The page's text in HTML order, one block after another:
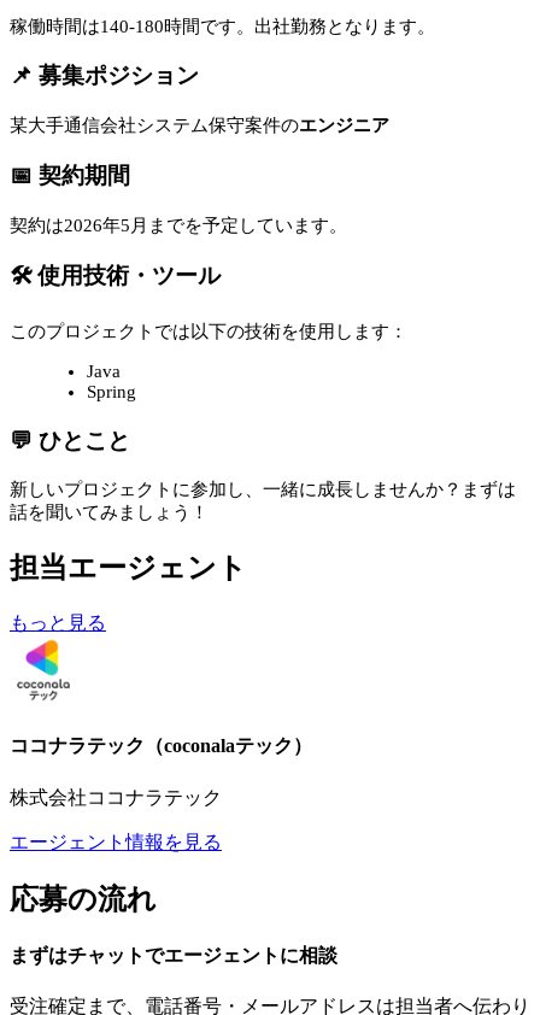
稼働時間は140-180時間です。出社勤務となります。
📌 募集ポジション
某大手通信会社システム保守案件のエンジニア
📅 契約期間
契約は2026年5月までを予定しています。
🛠 使用技術・ツール
このプロジェクトでは以下の技術を使用します：
Java
Spring
💬 ひとこと
新しいプロジェクトに参加し、一緒に成長しませんか？まずは
話を聞いてみましょう！
担当エージェント
もっと見る
ココナラテック（coconalaテック）
株式会社ココナラテック
エージェント情報を見る
応募の流れ
まずはチャットでエージェント に相談
受注確定まで、 電話番号・メールアドレスは担当者へ伝わり